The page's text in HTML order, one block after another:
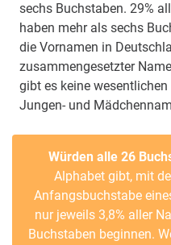
sechs Buchstaben. 29%
haben mehr als sechs
die Vornamen in
zusammengesetzter
gibt es keine
Jungen- und
Würden alle 26
Alphabet gibt, mit
Anfangsbuchstabe
nur jeweils 3,8% aller
Buchstaben beginnen.